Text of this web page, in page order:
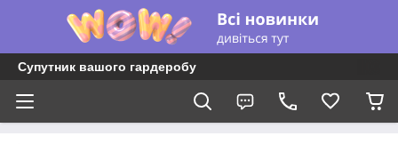
Супутник вашого гардеробу